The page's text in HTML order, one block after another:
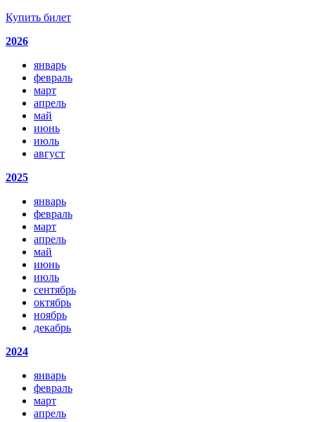
Купить билет
2026
январь
февраль
март
апрель
май
июнь
июль
август
2025
январь
февраль
март
апрель
май
июнь
июль
сентябрь
октябрь
ноябрь
декабрь
2024
январь
февраль
март
апрель